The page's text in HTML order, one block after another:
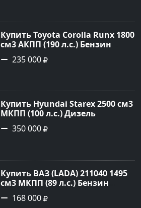
Авторынок23
Купить Toyota Corolla Runx 1800
см3 АКПП (190 л.с.) Бензин
инжектор в Тихорецк: цвет
Серый Хетчбэк 2002 года по
Авторынок23
235 000
Купить Hyundai Starex 2500 см3
МКПП (100 л.с.) Дизель
турбонаддув в Краснодар:
цвет белый Фургон 2014 года
Авторынок23
350 000
Купить ВАЗ (LADA) 211040 1495
см3 МКПП (89 л.с.) Бензин
инжектор в Краснодвр: цвет
Черный Седан 2007 года по
168 000